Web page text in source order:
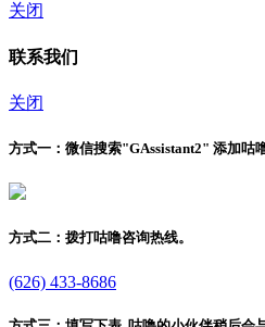
关闭
联系我们
关闭
方式一： 微信搜索"GAssistant2" 添加咕
方式二： 拨打咕噜咨询热线。
(626) 433-8686